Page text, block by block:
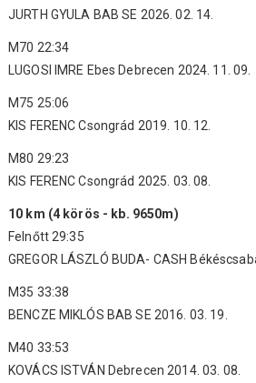
JURTH GYULA BAB SE 2026. 02. 14.
M70 22:34
LUGOSI IMRE Ebes Debrecen 2024. 11. 09.
M75 25:06
KIS FERENC Csongrád 2019. 10. 12.
M80 29:23
KIS FERENC Csongrád 2025. 03. 08.
10 km (4 körös - kb. 9650m)
Felnőtt 29:35
GREGOR LÁSZLÓ BUDA- CASH
M35 33:38
BENCZE MIKLÓS BAB SE 2016. 03. 19.
M40 33:53
KOVÁCS ISTVÁN Debrecen 2014. 03. 08.